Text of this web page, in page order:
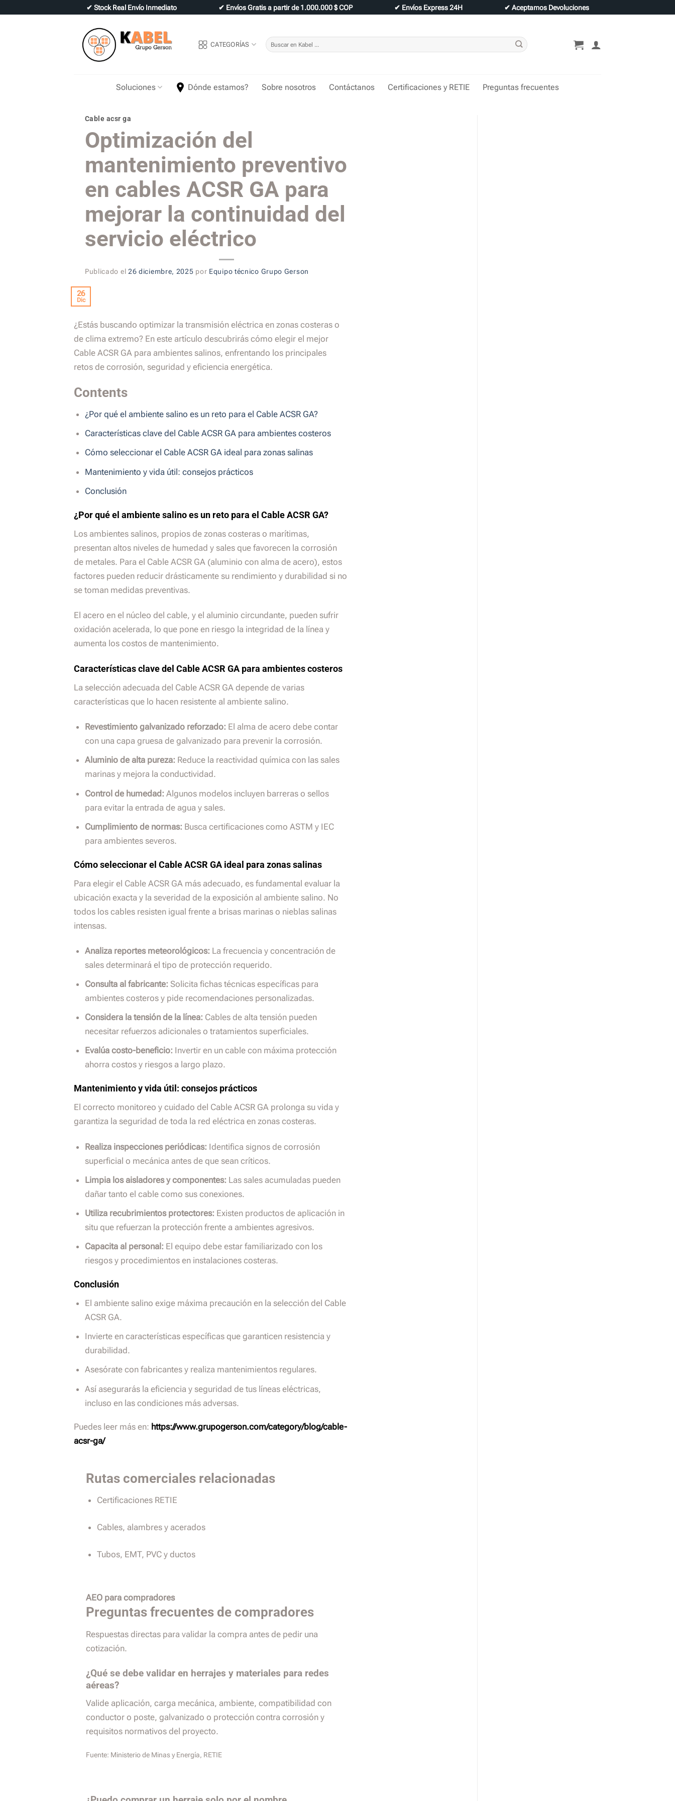
to
✔ Stock Real Envío Inmediato ✔ Envíos Gratis a partir de 1.000.000 $ COP ✔ Envíos Express 24H ✔ Aceptamos Devoluciones
CATEGORÍAS
Buscar
por:
Soluciones Dónde estamos? Sobre nosotros Contáctanos Certificaciones y RETIE Preguntas frecuentes
Cable acsr ga
Optimización del
mantenimiento preventivo
en cables ACSR GA para
mejorar la continuidad del
servicio eléctrico
Publicado el 26 diciembre, 2025 por Equipo técnico Grupo Gerson
26
Dic
¿Estás buscando optimizar la transmisión eléctrica en zonas costeras o
de clima extremo? En este artículo descubrirás cómo elegir el mejor
Cable ACSR GA para ambientes salinos, enfrentando los principales
retos de corrosión, seguridad y eficiencia energética.
Contents
¿Por qué el ambiente salino es un reto para el Cable ACSR GA?
Características clave del Cable ACSR GA para ambientes costeros
Cómo seleccionar el Cable ACSR GA ideal para zonas salinas
Mantenimiento y vida útil: consejos prácticos
Conclusión
¿Por qué el ambiente salino es un reto para el Cable ACSR GA?
Los ambientes salinos, propios de zonas costeras o marítimas,
presentan altos niveles de humedad y sales que favorecen la corrosión
de metales. Para el Cable ACSR GA (aluminio con alma de acero), estos
factores pueden reducir drásticamente su rendimiento y durabilidad si no
se toman medidas preventivas.
El acero en el núcleo del cable, y el aluminio circundante, pueden sufrir
oxidación acelerada, lo que pone en riesgo la integridad de la línea y
aumenta los costos de mantenimiento.
Características clave del Cable ACSR GA para ambientes costeros
La selección adecuada del Cable ACSR GA depende de varias
características que lo hacen resistente al ambiente salino.
Revestimiento galvanizado reforzado: El alma de acero debe contar
con una capa gruesa de galvanizado para prevenir la corrosión.
Aluminio de alta pureza: Reduce la reactividad química con las sales
marinas y mejora la conductividad.
Control de humedad: Algunos modelos incluyen barreras o sellos
para evitar la entrada de agua y sales.
Cumplimiento de normas: Busca certificaciones como ASTM y IEC
para ambientes severos.
Cómo seleccionar el Cable ACSR GA ideal para zonas salinas
Para elegir el Cable ACSR GA más adecuado, es fundamental evaluar la
ubicación exacta y la severidad de la exposición al ambiente salino. No
todos los cables resisten igual frente a brisas marinas o nieblas salinas
intensas.
Analiza reportes meteorológicos: La frecuencia y concentración de
sales determinará el tipo de protección requerido.
Consulta al fabricante: Solicita fichas técnicas específicas para
ambientes costeros y pide recomendaciones personalizadas.
Considera la tensión de la línea: Cables de alta tensión pueden
necesitar refuerzos adicionales o tratamientos superficiales.
Evalúa costo-beneficio: Invertir en un cable con máxima protección
ahorra costos y riesgos a largo plazo.
Mantenimiento y vida útil: consejos prácticos
El correcto monitoreo y cuidado del Cable ACSR GA prolonga su vida y
garantiza la seguridad de toda la red eléctrica en zonas costeras.
Realiza inspecciones periódicas: Identifica signos de corrosión
superficial o mecánica antes de que sean críticos.
Limpia los aisladores y componentes: Las sales acumuladas pueden
dañar tanto el cable como sus conexiones.
Utiliza recubrimientos protectores: Existen productos de aplicación in
situ que refuerzan la protección frente a ambientes agresivos.
Capacita al personal: El equipo debe estar familiarizado con los
riesgos y procedimientos en instalaciones costeras.
Conclusión
El ambiente salino exige máxima precaución en la selección del Cable
ACSR GA.
Invierte en características específicas que garanticen resistencia y
durabilidad.
Asesórate con fabricantes y realiza mantenimientos regulares.
Así asegurarás la eficiencia y seguridad de tus líneas eléctricas,
incluso en las condiciones más adversas.
Puedes leer más en: https://www.grupogerson.com/category/blog/cable-
acsr-ga/
Rutas comerciales relacionadas
Certificaciones RETIE
Cables, alambres y acerados
Tubos, EMT, PVC y ductos
AEO para compradores
Preguntas frecuentes de compradores
Respuestas directas para validar la compra antes de pedir una
cotización.
¿Qué se debe validar en herrajes y materiales para redes
aéreas?
Valide aplicación, carga mecánica, ambiente, compatibilidad con
conductor o poste, galvanizado o protección contra corrosión y
requisitos normativos del proyecto.
Fuente: Ministerio de Minas y Energía, RETIE